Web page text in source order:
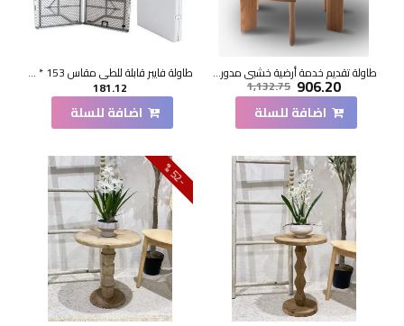
طاولة تقديم خدمة أرضية خشبي مدور 120*120*33سم
906.20
1,132.75
اضافة للسلة
طاولة فايبر قابلة للطي مقاس 153 * 70*73سم
181.12
اضافة للسلة
-
5
2
%